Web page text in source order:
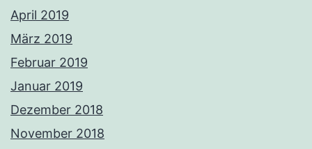
April 2019
März 2019
Februar 2019
Januar 2019
Dezember 2018
November 2018